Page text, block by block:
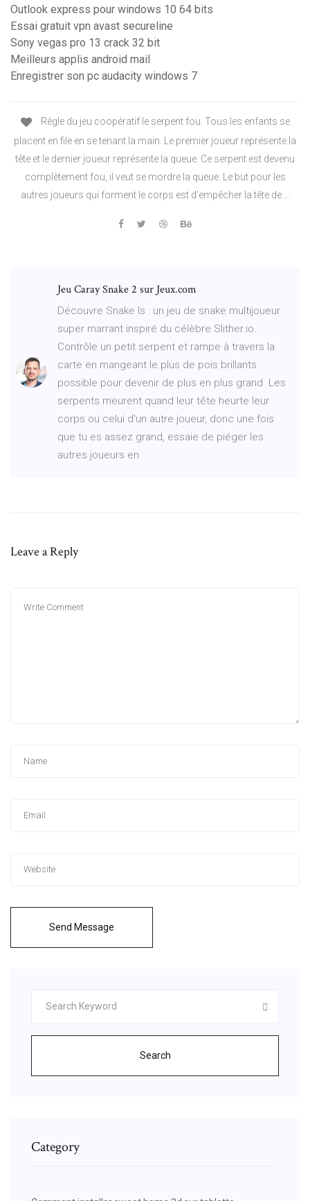
Outlook express pour windows 10 64 bits
Essai gratuit vpn avast secureline
Sony vegas pro 13 crack 32 bit
Meilleurs applis android mail
Enregistrer son pc audacity windows 7
Règle du jeu coopératif le serpent fou. Tous les enfants se
placent en file en se tenant la main. Le premier joueur représente la
tête et le dernier joueur représente la queue. Ce serpent est devenu
complètement fou, il veut se mordre la queue. Le but pour les
autres joueurs qui forment le corps est d’empêcher la tête de …
Jeu Caray Snake 2 sur Jeux.com
Découvre Snake Is : un jeu de snake multijoueur
super marrant inspiré du célèbre Slither.io.
Contrôle un petit serpent et rampe à travers la
carte en mangeant le plus de pois brillants
possible pour devenir de plus en plus grand. Les
serpents meurent quand leur tête heurte leur
corps ou celui d'un autre joueur, donc une fois
que tu es assez grand, essaie de piéger les
autres joueurs en
Leave a Reply
Send Message
Search
Category